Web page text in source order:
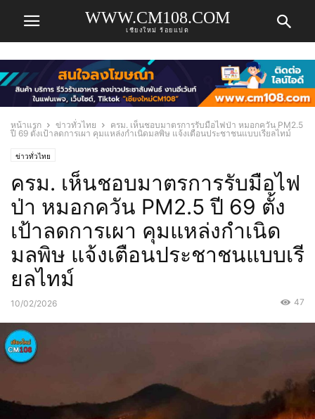
WWW.CM108.COM
เชียงใหม่ ร้อยแปด
หน้าแรก ข่าวทั่วไทย
ครม. เห็นชอบมาตรการรับมือไฟป่า หมอกควัน PM2.5
ปี 69 ตั้งเป้าลดการเผา คุมแหล่งกำเนิดมลพิษ แจ้งเตือนประชาชนแบบเรียลไทม์
ข่าวทั่วไทย
ครม. เห็นชอบมาตรการรับมือไฟ
ป่า หมอกควัน PM2.5 ปี 69 ตั้ง
เป้าลดการเผา คุมแหล่งกำเนิด
มลพิษ แจ้งเตือนประชาชนแบบเรี
ยลไทม์
10/02/2026 47